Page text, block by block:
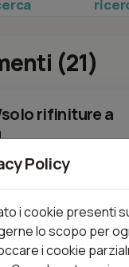
(21)
solo rifiniture a
Aggiungi
Policy
i cookie presenti
lo scopo per
i cookie